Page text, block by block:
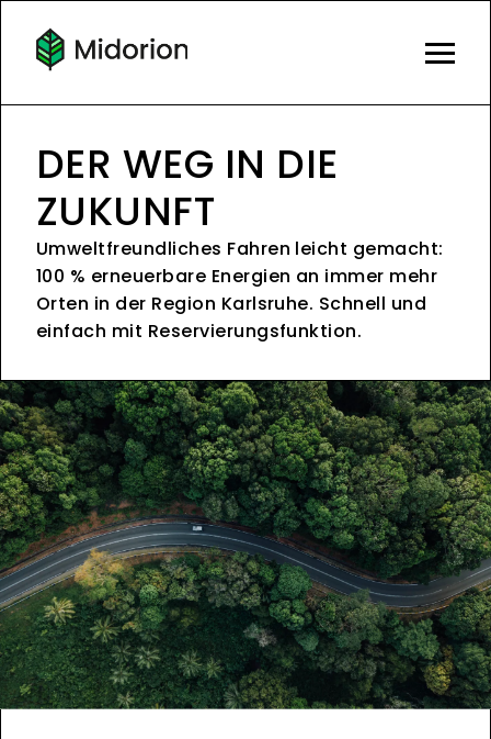
DER WEG IN DIE
ZUKUNFT
Umweltfreundliches Fahren leicht gemacht:
100 % erneuerbare Energien an immer mehr
Orten in der Region Karlsruhe. Schnell und
einfach mit Reservierungsfunktion.